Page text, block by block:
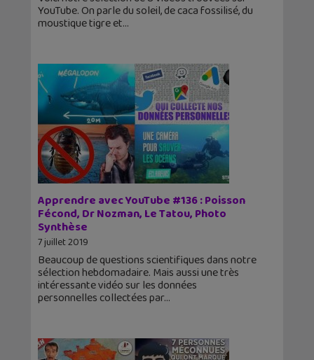
YouTube. On parle du soleil, de caca fossilisé, du
moustique tigre et
Apprendre avec YouTube #136 : Poisson
Fécond, Dr Nozman, Le Tatou, Photo
Synthèse
7 juillet 2019
Beaucoup de questions scientifiques dans notre
sélection hebdomadaire. Mais aussi une très
intéressante vidéo sur les données
personnelles collectées par